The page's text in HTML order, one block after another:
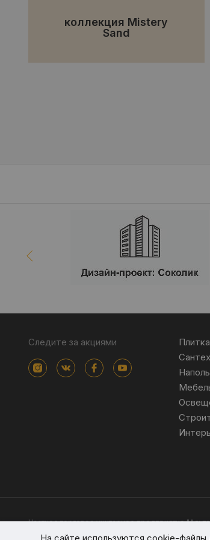
коллекция Mistery
Sand
Следите за акциями
Плитка
Частное торговое унитарное предприятие